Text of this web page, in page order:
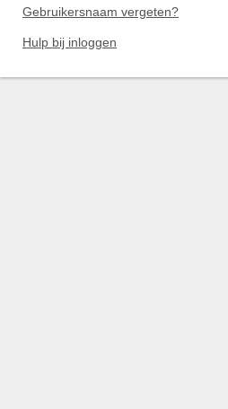
Gebruikersnaam vergeten?
Hulp bij inloggen